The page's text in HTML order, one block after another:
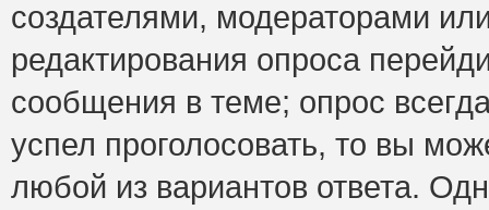
создателями, модераторами
редактирования опроса
сообщения в теме; опрос
успел проголосовать, то вы
любой из вариантов ответа.